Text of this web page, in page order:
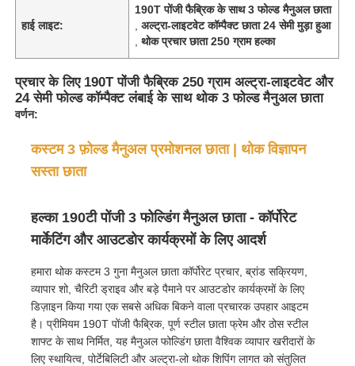
हाई लाइट:
190T पोंजी फैब्रिक के साथ 3 फोल्ड मैनुअल छाता
,अल्ट्रा-लाइटवेट कॉम्पैक्ट छाता 24 सेमी मुड़ा हुआ
,थोक प्रचार छाता 250 ग्राम हल्का
प्रचार के लिए 190T पोंजी फैब्रिक 250 ग्राम अल्ट्रा-लाइटवेट और
24 सेमी फोल्ड कॉम्पैक्ट लंबाई के साथ थोक 3 फोल्ड मैनुअल छाता
वर्णन:
कस्टम 3 फ़ोल्ड मैनुअल प्रमोशनल छाता | थोक विज्ञापन
सस्ता छाता
हल्का 190टी पोंजी 3 फोल्डिंग मैनुअल छाता - कॉर्पोरेट
मार्केटिंग और आउटडोर कार्यक्रमों के लिए आदर्श
हमारा थोक कस्टम 3 गुना मैनुअल छाता कॉर्पोरेट प्रचार, ब्रांड सक्रियण,
व्यापार शो, चैरिटी ड्राइव और बड़े पैमाने पर आउटडोर कार्यक्रमों के लिए
डिज़ाइन किया गया एक सबसे अधिक बिकने वाला प्रचारक उपहार आइटम
है। प्रीमियम 190T पोंजी फैब्रिक, पूर्ण स्टील छाता फ्रेम और ठोस स्टील
शाफ्ट के साथ निर्मित, यह मैनुअल फोल्डिंग छाता वैश्विक व्यापार खरीदारों के
लिए स्थायित्व, पोर्टेबिलिटी और अल्ट्रा-लो थोक शिपिंग लागत को संतुलित